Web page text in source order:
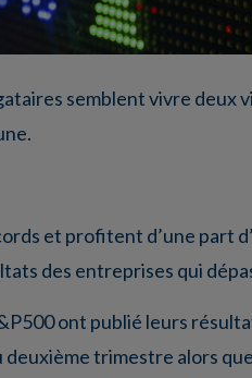
semblent vivre
et profitent d’une part
des entreprises qui
ont publié leurs
trimestre alors